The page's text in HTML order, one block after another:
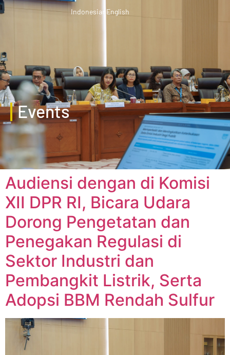
Indonesian English
Events
Audiensi dengan di Komisi
XII DPR RI, Bicara Udara
Dorong Pengetatan dan
Penegakan Regulasi di
Sektor Industri dan
Pembangkit Listrik, Serta
Adopsi BBM Rendah Sulfur